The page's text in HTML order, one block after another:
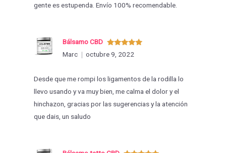
gente es estupenda. Envío 100% recomendable.
Valorado
con5de 5
Bálsamo CBD
Marc
octubre 9, 2022
Desde que me rompi los ligamentos de la rodilla lo
llevo usando y va muy bien, me calma el dolor y el
hinchazon, gracias por las sugerencias y la atención
que dais, un saludo